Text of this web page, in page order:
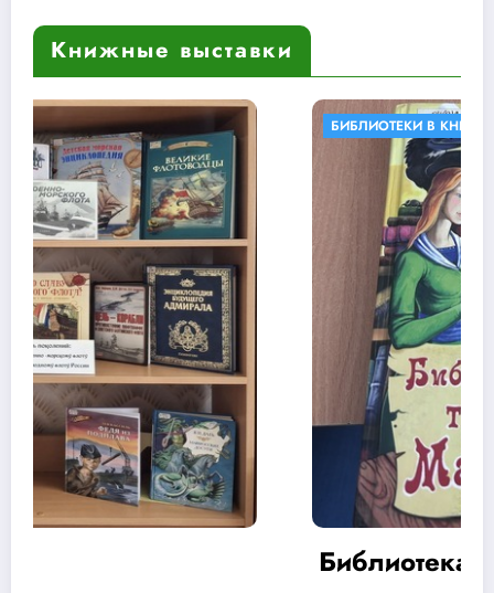
Книжные выставки
БИБЛИОТЕКИ В КНИГАХ КНИЖНЫЕ ВЫСТАВКИ
Библиотека тетушки Марты